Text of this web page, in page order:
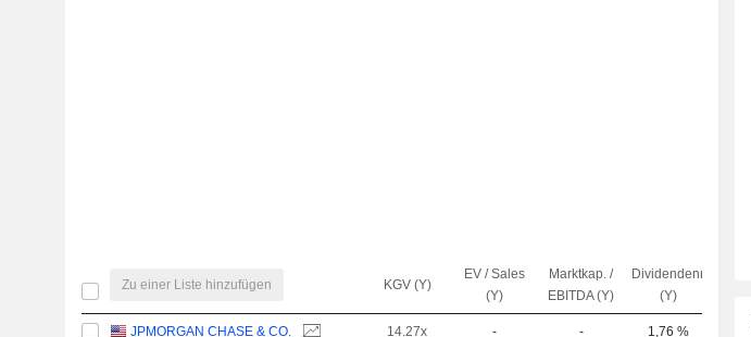
Zu einer Liste hinzufügen KGV (Y)
EV / Sales
(Y)
Marktkap. /
EBITDA (Y)
Dividendenrendite
(Y)
JPMORGAN CHASE & CO. 14.27x - - 1,76 %